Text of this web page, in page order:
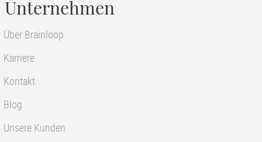
Unternehmen
Über Brainloop
Karriere
Kontakt
Blog
Unsere Kunden